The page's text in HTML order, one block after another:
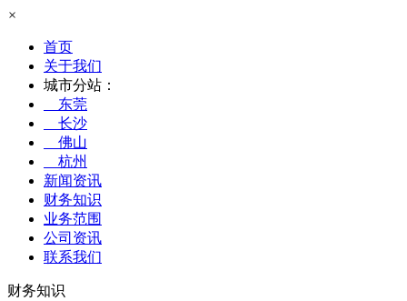
×
首页
关于我们
城市分站：
东莞
长沙
佛山
杭州
新闻资讯
财务知识
业务范围
公司资讯
联系我们
财务知识